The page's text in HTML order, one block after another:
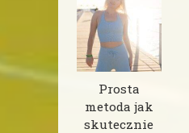
Prosta
metoda jak
skutecznie